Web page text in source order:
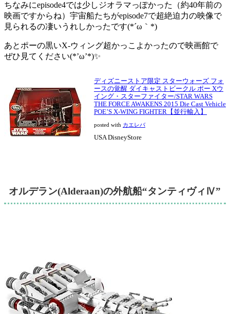
ちなみにepisode4では少しジオラマっぽかった（約40年前の
映画ですからね）宇宙船たちがepisode7で超絶迫力の映像で
見られるの凄いうれしかったです(*´ω｀*)
あとポーの黒いX-ウィング超かっこよかったので映画館で
ぜひ見てください(*’ω’*)✨
ディズニーストア限定 スターウォーズ フォ
ースの覚醒 ダイキャストビークル ポー Xウ
イング・スターファイター/STAR WARS
THE FORCE AWAKENS 2015 Die Cast Vehicle
POE’S X-WING FIGHTER【並行輸入】
posted with カエレバ
USA DisneyStore
オルデラン(Alderaan)の外航船“タンティヴィⅣ”